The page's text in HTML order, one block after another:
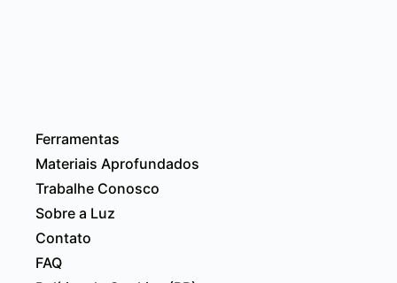
Ferramentas
Materiais Aprofundados
Trabalhe Conosco
Sobre a Luz
Contato
FAQ